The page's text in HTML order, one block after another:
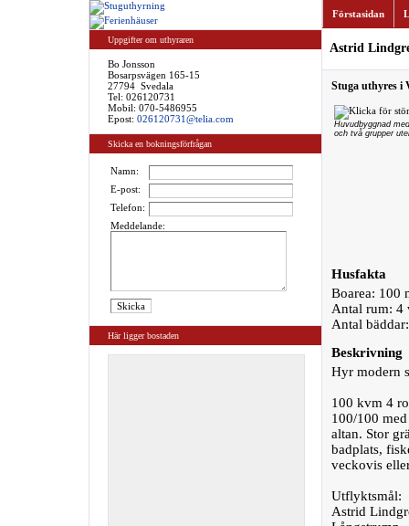
Uppgifter om uthyraren
Bo Jonsson
Bosarpsvägen 165-15
27794 Svedala
Tel: 026120731
Mobil: 070-5486955
Epost: 026120731@telia.com
Skicka en bokningsförfrågan
Namn:
E-post:
Telefon:
Meddelande:
Här ligger bostaden
Förstasidan
Astrid
Stuga uthyres i
Huvudbyggnad
och två grupper
Husfakta
Boarea: 100
Antal rum: 4
Antal
Beskrivning
Hyr modern
100 kvm 4
100/100
altan. Stor
badplats,
veckovis
Utflyktsmål:
Astrid